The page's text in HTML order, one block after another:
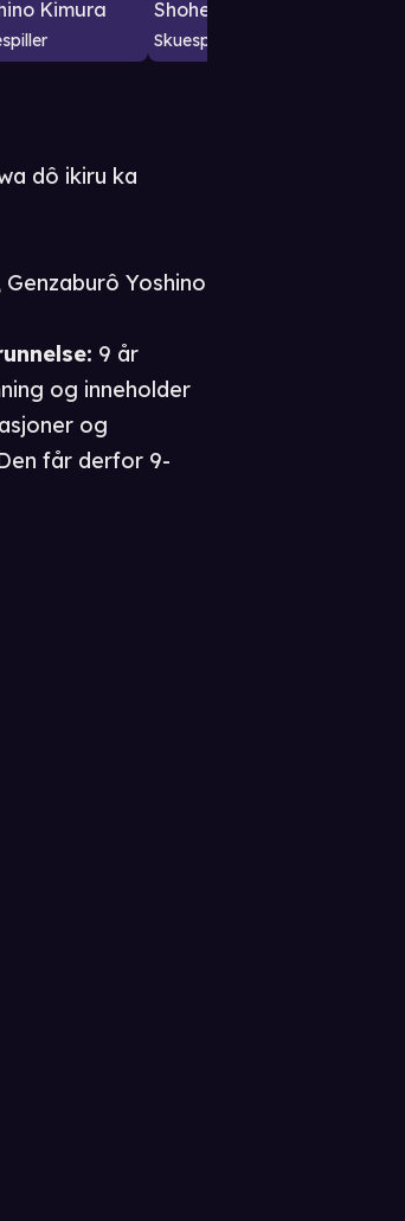
Kimura Shohei Hino
Skuespiller
dô ikiru ka
Genzaburô Yoshino
: 9 år
og inneholder
og
får derfor 9-